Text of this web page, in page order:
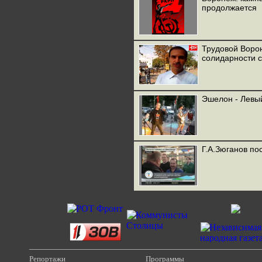
продолжается
Трудовой
солидарности
Эшелон -
Г.А.Зюганов
Репортажи Программы